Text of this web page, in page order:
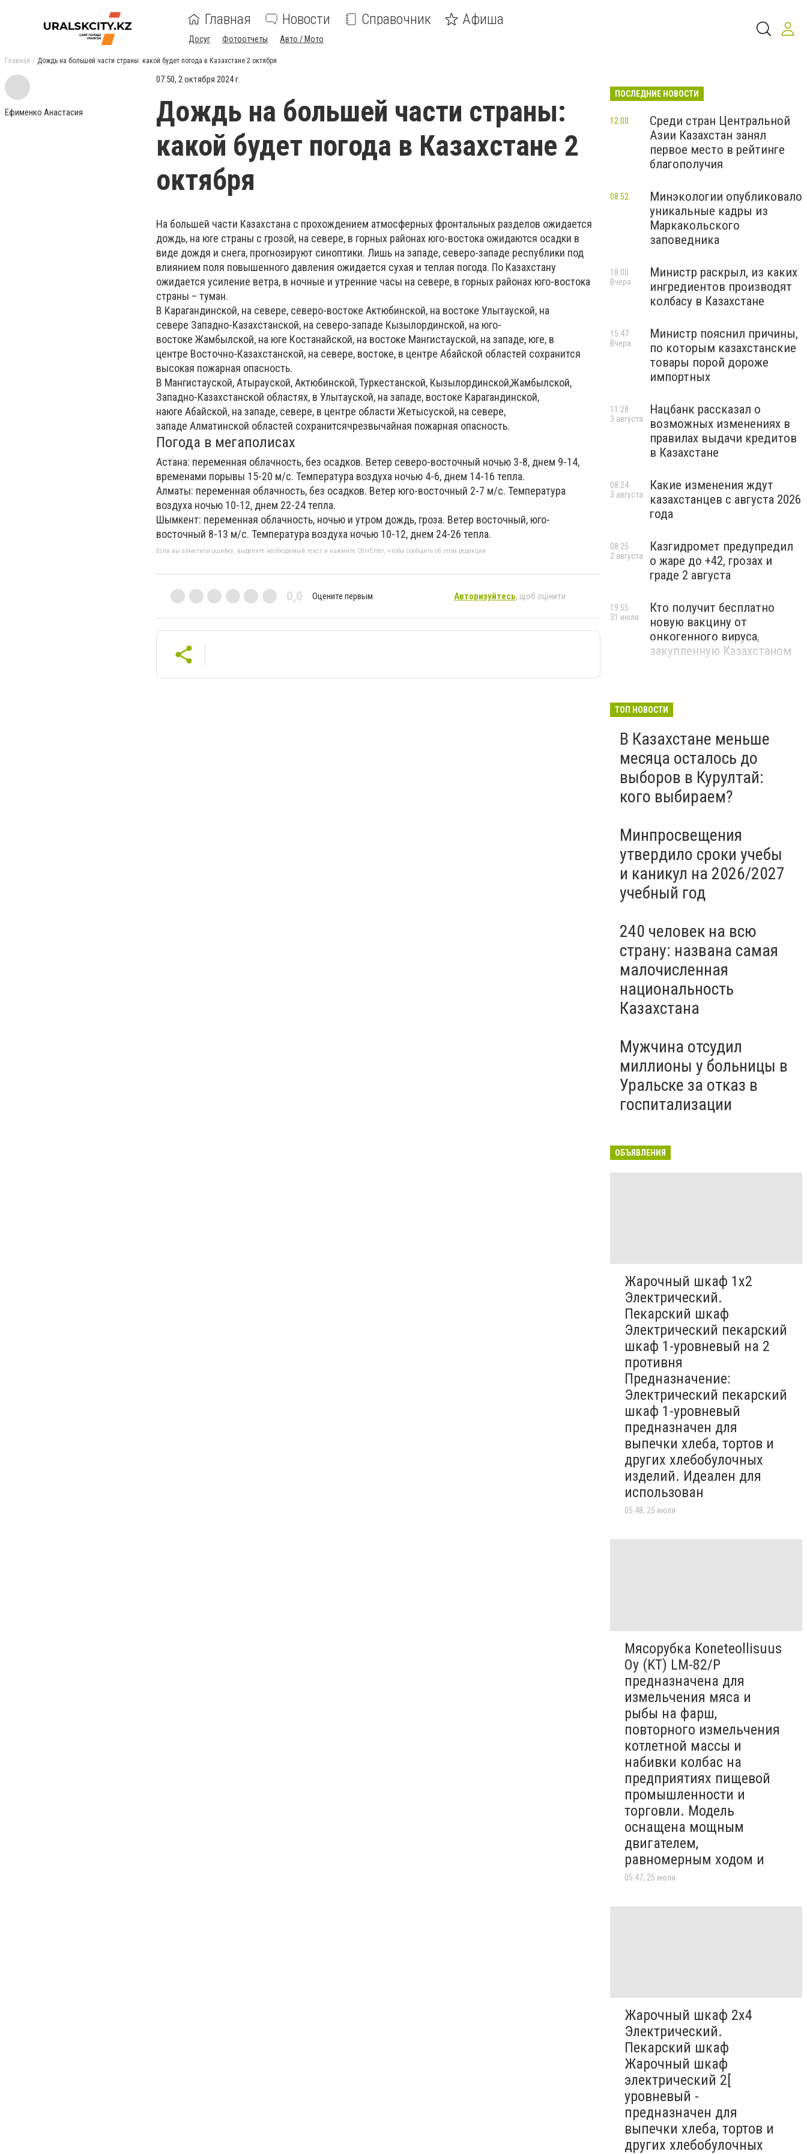
Главная Новости Справочник Афиша
Досуг Фотоотчеты Авто / Мото
Главная Дождь на большей части страны: какой будет погода в Казахстане 2 октября
Ефименко Анастасия
07:50, 2 октября 2024 г.
Дождь на большей части страны:
какой будет погода в Казахстане 2
октября
На большей части Казахстана с прохождением атмосферных фронтальных разделов ожидается
дождь, на юге страны с грозой, на севере, в горных районах юго-востока ожидаются осадки в
виде дождя и снега, прогнозируют синоптики. Лишь на западе, северо-западе республики под
влиянием поля повышенного давления ожидается сухая и теплая погода. По Казахстану
ожидается усиление ветра, в ночные и утренние часы на севере, в горных районах юго-востока
страны – туман.
В Карагандинской, на севере, северо-востоке Актюбинской, на востоке Улытауской, на
севере Западно-Казахстанской, на северо-западе Кызылординской, на юго-
востоке Жамбылской, на юге Костанайской, на востоке Мангистауской, на западе, юге, в
центре Восточно-Казахстанской, на севере, востоке, в центре Абайской областей сохранится
высокая пожарная опасность.
В Мангистауской, Атырауской, Актюбинской, Туркестанской, Кызылординской,Жамбылской,
Западно-Казахстанской областях, в Улытауской, на западе, востоке Карагандинской,
наюге Абайской, на западе, севере, в центре области Жетысуской, на севере,
западе Алматинской областей сохранитсячрезвычайная пожарная опасность.
Погода в мегаполисах
Астана: переменная облачность, без осадков. Ветер северо-восточный ночью 3-8, днем 9-14,
временами порывы 15-20 м/с. Температура воздуха ночью 4-6, днем 14-16 тепла.
Алматы: переменная облачность, без осадков. Ветер юго-восточный 2-7 м/с. Температура
воздуха ночью 10-12, днем 22-24 тепла.
Шымкент: переменная облачность, ночью и утром дождь, гроза. Ветер восточный, юго-
восточный 8-13 м/с. Температура воздуха ночью 10-12, днем 24-26 тепла.
Если вы заметили ошибку, выделите необходимый текст и нажмите Ctrl+Enter, чтобы сообщить об этом редакции
0,0 Оцените первым Авторизуйтесь, щоб оцінити
ПОСЛЕДНИЕ НОВОСТИ
Среди стран Центральной
Азии Казахстан занял
первое место в рейтинге
благополучия
12:00
Минэкологии опубликовало
уникальные кадры из
Маркакольского
заповедника
08:52
Министр раскрыл, из каких
ингредиентов производят
колбасу в Казахстане
18:00
Вчера
Министр пояснил причины,
по которым казахстанские
товары порой дороже
импортных
15:47
Вчера
Нацбанк рассказал о
возможных изменениях в
правилах выдачи кредитов
в Казахстане
11:28
3 августа
Какие изменения ждут
казахстанцев с августа 2026
года
08:24
3 августа
Казгидромет предупредил
о жаре до +42, грозах и
граде 2 августа
08:25
2 августа
Кто получит бесплатно
новую вакцину от
онкогенного вируса,
закупленную Казахстаном
19:55
31 июля
ТОП НОВОСТИ
В Казахстане меньше
месяца осталось до
выборов в Курултай:
кого выбираем?
Минпросвещения
утвердило сроки учебы
и каникул на 2026/2027
учебный год
240 человек на всю
страну: названа самая
малочисленная
национальность
Казахстана
Мужчина отсудил
миллионы у больницы в
Уральске за отказ в
госпитализации
ОБЪЯВЛЕНИЯ
Жарочный шкаф 1х2
Электрический.
Пекарский шкаф
Электрический пекарский
шкаф 1-уровневый на 2
противня
Предназначение:
Электрический пекарский
шкаф 1-уровневый
предназначен для
выпечки хлеба, тортов и
других хлебобулочных
изделий. Идеален для
использован
05:48, 25 июля
Мясорубка Koneteollisuus
Oy (KT)​ LM-82/P
предназначена для
измельчения мяса и
рыбы на фарш,
повторного измельчения
котлетной массы и
набивки колбас на
предприятиях пищевой
промышленности и
торговли. Модель
оснащена мощным
двигателем,
равномерным ходом и
05:47, 25 июля
Жарочный шкаф 2х4
Электрический.
Пекарский шкаф
Жарочный шкаф
электрический 2[
уровневый -
предназначен для
выпечки хлеба, тортов и
других хлебобулочных